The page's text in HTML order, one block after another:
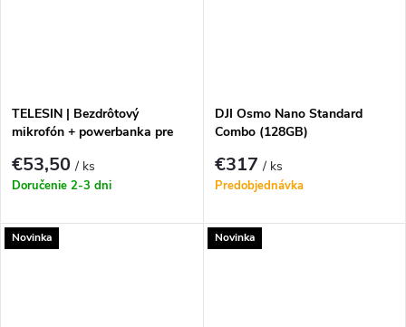
TELESIN | Bezdrôtový
mikrofón + powerbanka pre
€53,50/ ks
Doručenie 2-3 dni
DJI Osmo Nano Standard
Combo (128GB)
€317/ ks
Predobjednávka
Novinka Novinka